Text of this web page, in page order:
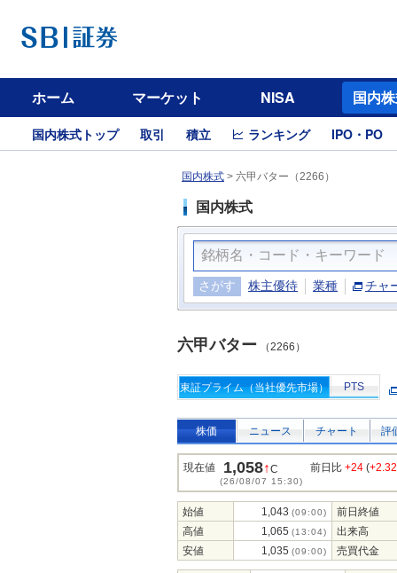
ホーム マーケット NISA 国内
国内株式トップ 取引 積立 ランキング IPO・PO
国内株式 > 六甲バター（2266）
国内株式
さがす 株主優待 業種 チャ
六甲バター （2266）
東証プライム（当社優先市場） PTS
株価 ニュース チャート 評
現在値 1,058↑C
(26/08/07 15:30)
前日比 +24 (
始値 1,043 (09:00)
前日終値
高値
1,065 (13:04)
出来高
安値
1,035 (09:00) 売買代金